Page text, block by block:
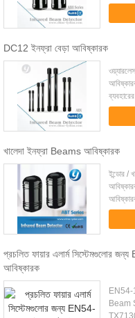
একাধিক
DC12 ইনফ্রা বেড়া আবিষ্কারক
এলার্ম
খালেদা ইনফ্রা Beams আবিষ্কারক
ইন্ডোর /
প্রচলিত ফায়ার এলার্ম সিস্টেমগুলোর
আবিষ্কারক
Beam